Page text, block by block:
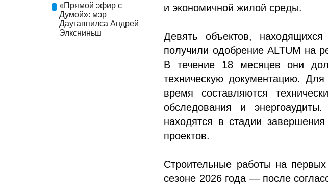
«Прямой эфир с
Думой»: мэр
Даугавпилса Андрей
Элксниньш
и экономичной жилой среды.
Девять объектов,
получили одобрение ALTUM на
В течение 18 месяцев они
техническую документацию.
время составляются
обследования и
находятся в стадии
проектов.
Строительные работы на
сезоне 2026 года — после